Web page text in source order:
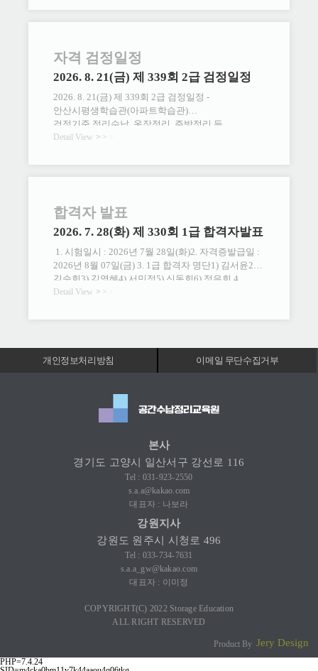
자격 검정일정
2026. 8. 21(금) 제 339회 2급 검정일정
2026. 8. 21(금) 제 339회 2급 검정일정 -
안산시평생학습관(아파트학습관)
검정기준 정리수납, 옷장정리, 주방정리 등
주거환경관리를 목적으로 공간을 정리하는 직무를
11:00~12:00 실기 : 2026년 8월 21일(금)
23:59분까지 제출시험장소 안산시평생학습관
응시과정 시험일 일주일 전까지 담당 강사에게 고지
후, 당일 시험장에서 접수 후 필기시험응 시 료 1.
필기, 실기, 검정(응시, 발급)료 : 55,000원 2.
시험장소에서 납부 2) 입금 : 응시회차+응시자
성명 공간수납정리교육원 우리은행 1005-804-
+응시자 성명 합격기준 1. 필기 1) 객관식 27문제
60점 이상 2. 실기 1) 100점 만점 2) 60점
이상합격자 발표 1. 2026년 8월 28일(금)및 2.
홈페이지 - 공지사항 - 합격자 발표자격증 발부 3.
접수마감.전까지 100%환불 2. 검정 당일 취소.시
30%공제 후 환불 3. 응시했을 시 취소 불가 4. 자격증
제작 후 발급료 환불 불가
Detail View > >
합격자 발표
2026. 7. 28(화) 제 330회 1급 합격자발표
1. 시험일시 : 2026년 7월 28일(화)2. 자격증발급일 :
2026년 8월 07일(금) 3. 1급 합격자 명단1) 김서윤2)
김승희3) 김영혜4) 서민정5) 신동희6) 정은희 4.
자격증 발송 안내 2026년 8월 07일(금)에 등기
Detail View > >
개인정보처리방침 이메일 무단수집거부
본사
경기도 고양시 일산서구 강선로 116
Tel : 031-923-2550
s.a.a@kakao.com
대표자 : 나보라
강원지사
강원도 원주시 시청로 496
Tel : 033-734-7631
s.a.a_gw@kakao.com
대표자 : 이미정
COPYRIGHT(C) 2022 Storage Education
ALL RIGHT RESERVED
Product By Jery Design
PHP=7.4.24